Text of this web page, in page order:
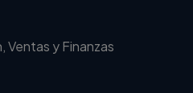
y Finanzas